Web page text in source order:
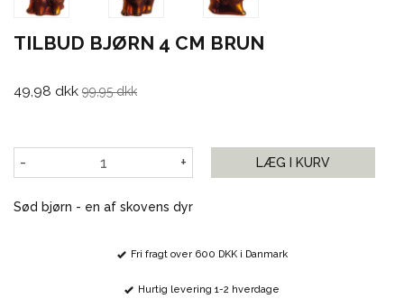
TILBUD BJØRN 4 CM BRUN
49,98 dkk 99,95 dkk
- + LÆG I KURV
Sød bjørn - en af skovens dyr
Fri fragt over 600 DKK i Danmark
Hurtig levering 1-2 hverdage